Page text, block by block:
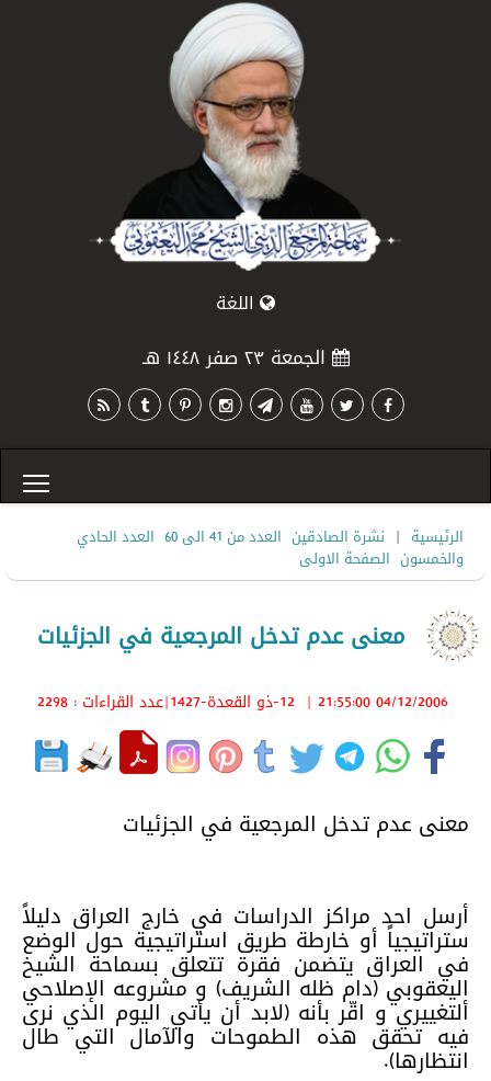
اللغة
الجمعة ٢٣ صفر ١٤٤٨ هـ
الرئيسية | نشرة الصادقين العدد من 41 الى 60
العدد الحادي
والخمسون الصفحة الاولى
معنى عدم تدخل المرجعية في الجزئيات
04/12/2006 21:55:00
| 12-ذو القعدة-1427 |عدد القراءات : 2298
معنى عدم تدخل المرجعية في الجزئيات
أرسل احد مراكز الدراسات في خارج العراق دليلاً
ستراتيجياً أو خارطة طريق استراتيجية حول الوضع
في العراق يتضمن فقرة تتعلق بسماحة الشيخ
اليعقوبي (دام ظله الشريف) و مشروعه الإصلاحي
ألتغييري و اقّر بأنه (لابد أن يأتي اليوم الذي نرى
فيه تحقق هذه الطموحات والآمال التي طال
انتظارها).